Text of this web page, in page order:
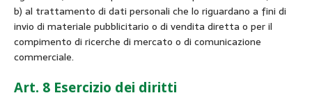
b) al trattamento di dati personali che lo riguardano a fini di
invio di materiale pubblicitario o di vendita diretta o per il
compimento di ricerche di mercato o di comunicazione
commerciale.
Art. 8 Esercizio dei diritti